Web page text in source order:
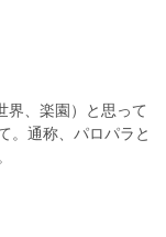
界、楽園）と思って
。通称、パロパラと